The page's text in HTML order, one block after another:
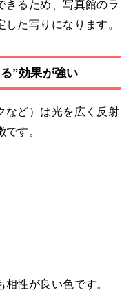
きるため、写真館のラ
た写りになります。
”効果が強い
など）は光を広く反射
す。
性が良い色です。